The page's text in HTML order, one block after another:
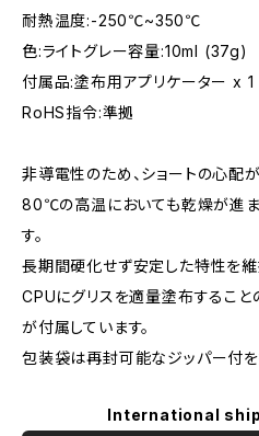
耐熱温度:-250℃~350℃
色:ライトグレー容量:10ml (37g)
付属品:塗布用アプリケーター x 1
RoHS指令:準拠
非導電性のため、ショートの心配が
80℃の高温においても乾燥が進
す。
長期間硬化せず安定した特性を維
CPUにグリスを適量塗布すること
が付属しています。
包装袋は再封可能なジッパー付を
International